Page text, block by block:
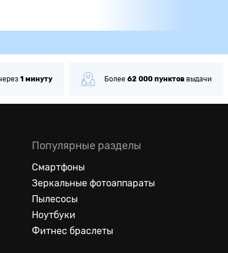
1 минуту Более 62 000 пунктов выдачи
Популярные разделы
Смартфоны
Зеркальные фотоаппараты
Пылесосы
Ноутбуки
Фитнес браслеты